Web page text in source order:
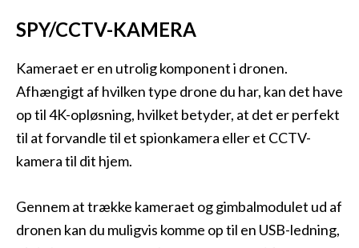
SPY/CCTV-KAMERA
Kameraet er en utrolig komponent i dronen.
Afhængigt af hvilken type drone du har, kan det have
op til 4K-opløsning, hvilket betyder, at det er perfekt
til at forvandle til et spionkamera eller et CCTV-
kamera til dit hjem.
Gennem at trække kameraet og gimbalmodulet ud af
dronen kan du muligvis komme op til en USB-ledning,